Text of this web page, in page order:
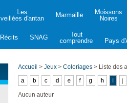
Les
veillées d'antan
Marmaille
Moissons
Noires
Récits SNAG
Tout
comprendre
Pays
Accueil > Jeux > Coloriages > Liste des
a
b c d e f g h i j
Aucun auteur